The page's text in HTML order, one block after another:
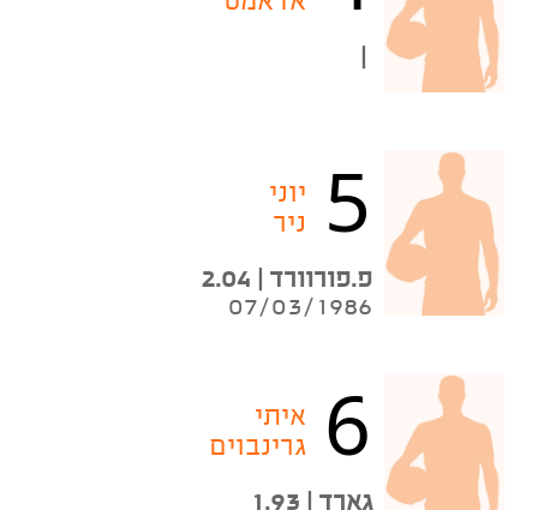
5
יוני
ניר
פ.פורוורד | 2.04
07/03/1986
6
איתי
גרינבוים
גארד | 1.93